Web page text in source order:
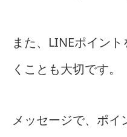
また、LINEポイン
くことも大切です。
メッセージで、ポ